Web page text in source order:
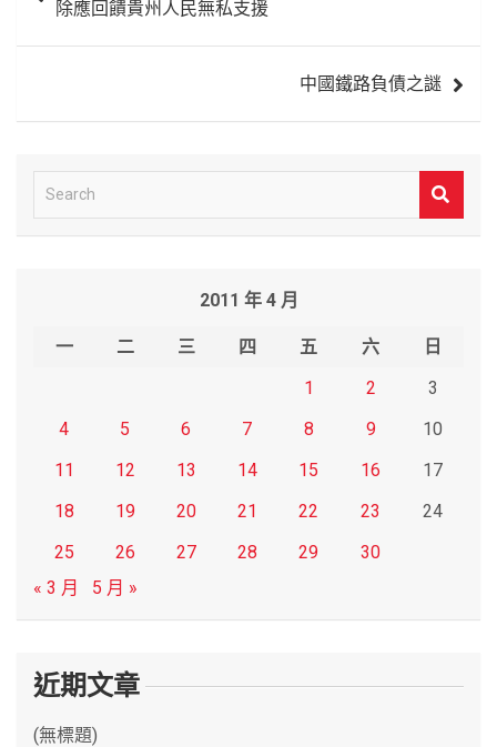
除應回饋貴州人民無私支援
中國鐵路負債之謎
e
2011 年 4 月
一 二 三 四 五 六
日
1
2
3
4
5 6 7 8 9
10
11
12 13 14 15 16
17
18
19 20 21 22 23
24
25
26 27 28 29
30
« 3 月
5 月 »
近期文章
(無標題)